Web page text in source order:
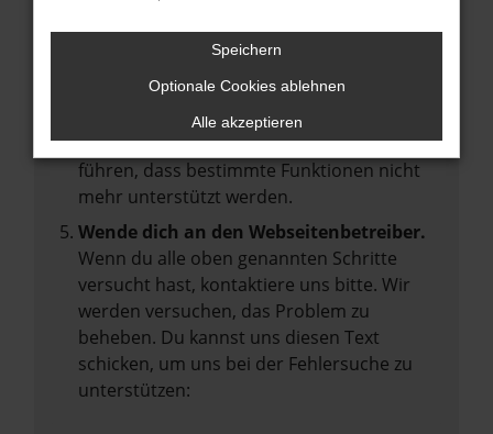
Stelle sicher, dass dein Browser und dein
Betriebssystem auf dem neuesten Stand
Veraltete Software birgt nicht nur ein
Sicherheitsrisiko, sondern kann auch dazu
führen, dass bestimmte Funktionen nicht
mehr unterstützt werden.
Wende dich an den Webseitenbetreiber.
Wenn du alle oben genannten Schritte
versucht hast, kontaktiere uns bitte. Wir
werden versuchen, das Problem zu
beheben. Du kannst uns diesen Text
schicken, um uns bei der Fehlersuche zu
unterstützen:
Speichern
Optionale Cookies ablehnen
Alle akzeptieren